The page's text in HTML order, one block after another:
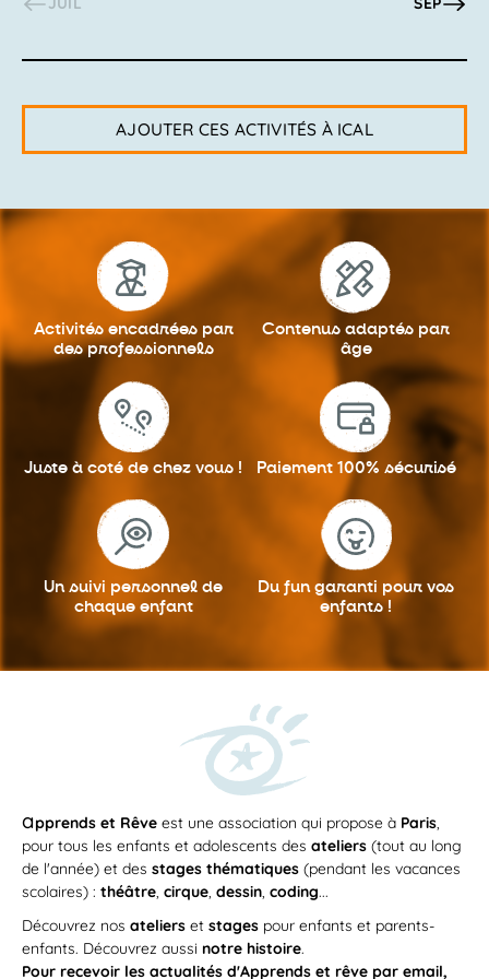
AJOUTER CES ACTIVITÉS À ICAL
Activités encadrées par
des professionnels
Contenus adaptés par
âge
Juste à coté de chez vous ! Paiement 100% sécurisé
Un suivi personnel de
chaque enfant
Du fun garanti pour vos
enfants !
apprends et Rêve est une association qui propose à Paris,
pour tous les enfants et adolescents des ateliers (tout au long
de l'année) et des stages thématiques (pendant les vacances
scolaires) : théâtre, cirque, dessin, coding...
Découvrez nos ateliers et stages pour enfants et parents-
enfants. Découvrez aussi notre histoire.
Pour recevoir les actualités d'Apprends et rêve par email,